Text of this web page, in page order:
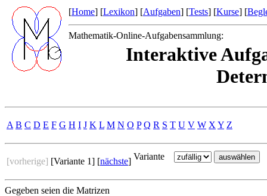
[Home] [Lexikon] [Aufgaben] [Tests] [Kurse] [
Mathematik-Online-Aufgabensammlung:
Interaktive
A B C D E F G H I J K L M N O P Q R S T U V W X Y Z
[vorherige] [Variante 1] [nächste] Variante
Gegeben seien die Matrizen